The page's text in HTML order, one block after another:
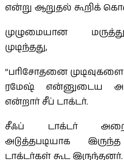
என்று ஆறுதல் கூறிக்
முழுமையான
முடிந்தது,
“பரிசோதனை முடிவுகளை
ரமேஷ் என்னுடைய
என்றார் சீப் டாக்டர்.
சீஃப் டாக்டர்
அடுத்தபடியாக
டாக்டர்கள் கூட இருந்தனர்.